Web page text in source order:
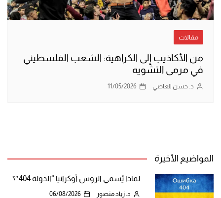
مقالات
من الأكاذيب إلى الكراهية: الشعب الفلسطيني
في مرمى التشويه
د. حسن العاصي 11/05/2026
المواضيع الأخيرة
لماذا يُسمي الروس أوكرانيا “الدولة 404″؟
د. زياد منصور 06/08/2026